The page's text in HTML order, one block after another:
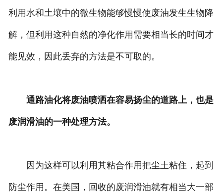
利用水和土壤中的微生物能够慢慢使废油发生生物降
解，但利用这种自然的净化作用需要相当长的时间才
能见效，因此丢弃的方法是不可取的。
通路油化将废油喷洒在容易扬尘的道路上，也是
废润滑油的一种处理方法。
因为这样可以利用其粘合作用把尘土粘住，起到
防尘作用。在美国，回收的废润滑油就有相当大一部